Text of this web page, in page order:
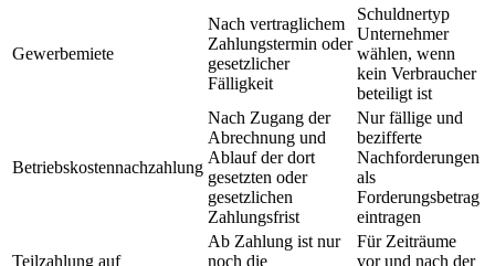
Gewerbemiete
Nach vertraglichem
Zahlungstermin oder
gesetzlicher
Fälligkeit
Schuldnertyp
Unternehmer
wählen, wenn
kein Verbraucher
beteiligt ist
Betriebskostennachzahlung
Nach Zugang der
Abrechnung und
Ablauf der dort
gesetzten oder
gesetzlichen
Zahlungsfrist
Nur fällige und
bezifferte
Nachforderungen
als
Forderungsbetrag
eintragen
Teilzahlung auf
Ab Zahlung ist nur
noch die
Für Zeiträume
vor und nach der